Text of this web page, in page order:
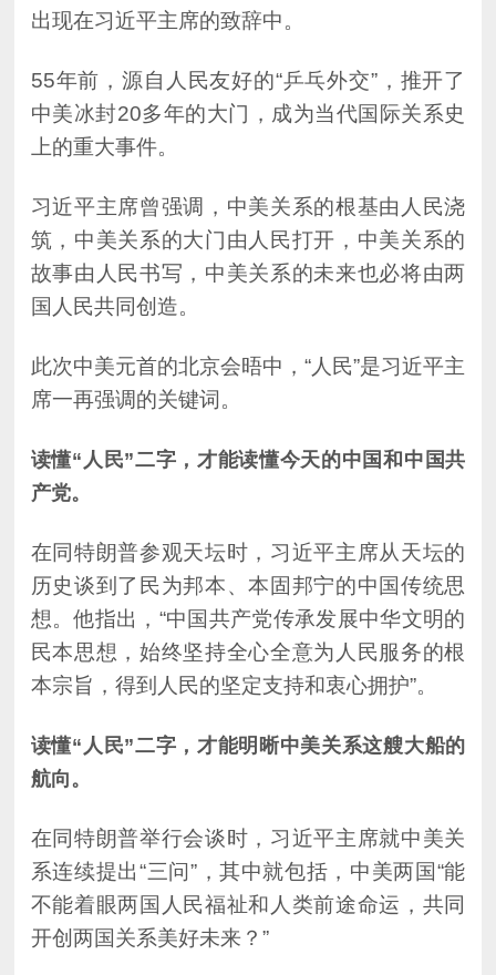
出现在习近平主席的致辞中。
上的重大事件。
国人民共同创造。
席一再强调的关键词。
产党。
本宗旨，得到人民的坚定支持和衷心拥护”。
航向。
开创两国关系美好未来？”